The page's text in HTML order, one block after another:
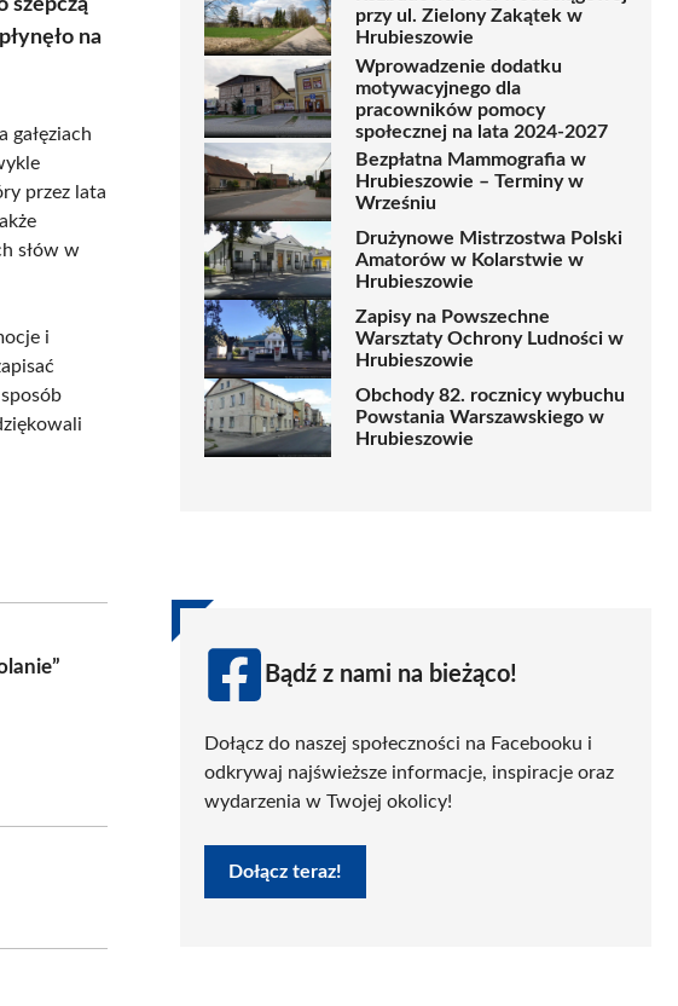
szepczą
na
gałęziach
przez lata
słów w
i
przy ul. Zielony Zakątek w
Hrubieszowie
Wprowadzenie dodatku
motywacyjnego dla
pracowników pomocy
społecznej na lata 2024-2027
Bezpłatna Mammografia w
Hrubieszowie – Terminy w
Wrześniu
Drużynowe Mistrzostwa Polski
Amatorów w Kolarstwie w
Hrubieszowie
Zapisy na Powszechne
Warsztaty Ochrony Ludności w
Hrubieszowie
Obchody 82. rocznicy wybuchu
Powstania Warszawskiego w
Hrubieszowie
Bądź z nami na bieżąco!
Dołącz do naszej społeczności na Facebooku i
odkrywaj najświeższe informacje, inspiracje oraz
wydarzenia w Twojej okolicy!
Dołącz teraz!